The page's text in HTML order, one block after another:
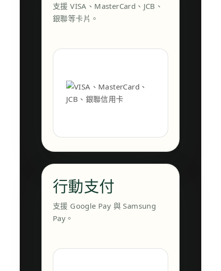
支援 VISA、MasterCard、JCB、
銀聯等卡片。
行動支付
支援 Google Pay 與 Samsung
Pay。